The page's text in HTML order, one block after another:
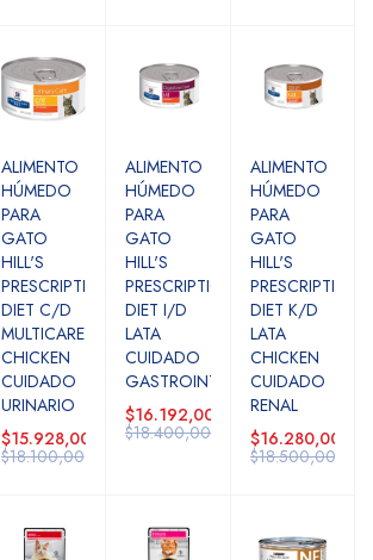
ALIMENTO
HÚMEDO
PARA
GATO
HILL'S
PRESCRIPTION
DIET C/D
MULTICARE
CHICKEN
CUIDADO
URINARIO
$15.928,00
$18.100,00
ALIMENTO
HÚMEDO
PARA
GATO
HILL'S
PRESCRIPTION
DIET I/D
LATA
CUIDADO
GASTROINTESTINAL
$16.192,00
$18.400,00
ALIMENTO
HÚMEDO
PARA
GATO
HILL'S
PRESCRIPTION
DIET K/D
LATA
CHICKEN
CUIDADO
RENAL
$16.280,00
$18.500,00